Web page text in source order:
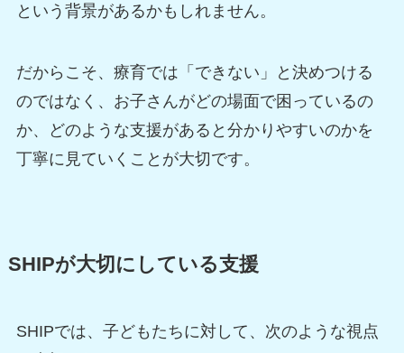
という背景があるかもしれません。
だからこそ、療育では「できない」と決めつける
のではなく、お子さんがどの場面で困っているの
か、どのような支援があると分かりやすいのかを
丁寧に見ていくことが大切です。
SHIPが大切にしている支援
SHIPでは、子どもたちに対して、次のような視点